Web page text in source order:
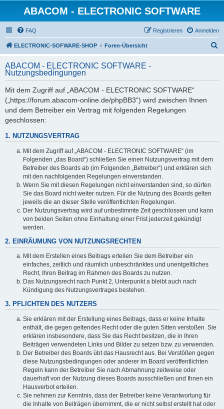
ABACOM - ELECTRONIC SOFTWARE
FAQ Anmelden
Registrieren
ELECTRONIC-SOFWARE-SHOP Foren-Übersicht
h
ABACOM - ELECTRONIC SOFTWARE -
Nutzungsbedingungen
Mit dem Zugriff auf „ABACOM - ELECTRONIC SOFTWARE“
(„https://forum.abacom-online.de/phpBB3“) wird zwischen Ihnen
und dem Betreiber ein Vertrag mit folgenden Regelungen
geschlossen:
1. NUTZUNGSVERTRAG
Mit dem Zugriff auf „ABACOM - ELECTRONIC SOFTWARE“ (im
Folgenden „das Board“) schließen Sie einen Nutzungsvertrag mit dem
Betreiber des Boards ab (im Folgenden „Betreiber“) und erklären sich
mit den nachfolgenden Regelungen einverstanden.
Wenn Sie mit diesen Regelungen nicht einverstanden sind, so dürfen
Sie das Board nicht weiter nutzen. Für die Nutzung des Boards gelten
jeweils die an dieser Stelle veröffentlichten Regelungen.
Der Nutzungsvertrag wird auf unbestimmte Zeit geschlossen und kann
von beiden Seiten ohne Einhaltung einer Frist jederzeit gekündigt
werden.
2. EINRÄUMUNG VON NUTZUNGSRECHTEN
Mit dem Erstellen eines Beitrags erteilen Sie dem Betreiber ein
einfaches, zeitlich und räumlich unbeschränktes und unentgeltliches
Recht, Ihren Beitrag im Rahmen des Boards zu nutzen.
Das Nutzungsrecht nach Punkt 2, Unterpunkt a bleibt auch nach
Kündigung des Nutzungsvertrages bestehen.
3. PFLICHTEN DES NUTZERS
Sie erklären mit der Erstellung eines Beitrags, dass er keine Inhalte
enthält, die gegen geltendes Recht oder die guten Sitten verstoßen. Sie
erklären insbesondere, dass Sie das Recht besitzen, die in Ihren
Beiträgen verwendeten Links und Bilder zu setzen bzw. zu verwenden.
Der Betreiber des Boards übt das Hausrecht aus. Bei Verstößen gegen
diese Nutzungsbedingungen oder anderer im Board veröffentlichten
Regeln kann der Betreiber Sie nach Abmahnung zeitweise oder
dauerhaft von der Nutzung dieses Boards ausschließen und Ihnen ein
Hausverbot erteilen.
Sie nehmen zur Kenntnis, dass der Betreiber keine Verantwortung für
die Inhalte von Beiträgen übernimmt, die er nicht selbst erstellt hat oder